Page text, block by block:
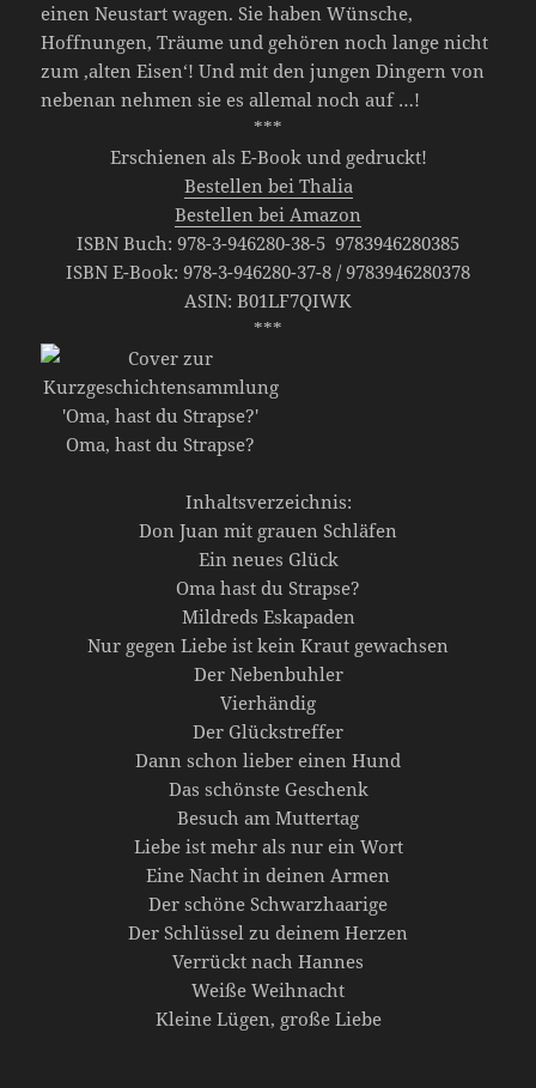
einen Neustart wagen. Sie haben Wünsche,
Hoffnungen, Träume und gehören noch lange nicht
zum ‚alten Eisen‘! Und mit den jungen Dingern von
nebenan nehmen sie es allemal noch auf …!
***
Erschienen als E-Book und gedruckt!
Bestellen bei Thalia
Bestellen bei Amazon
ISBN Buch: 978-3-946280-38-5 9783946280385
ISBN E-Book: 978-3-946280-37-8 / 9783946280378
ASIN: B01LF7QIWK
***
Inhaltsverzeichnis:
Don Juan mit grauen Schläfen
Ein neues Glück
Oma hast du Strapse?
Mildreds Eskapaden
Nur gegen Liebe ist kein Kraut gewachsen
Der Nebenbuhler
Vierhändig
Der Glückstreffer
Dann schon lieber einen Hund
Das schönste Geschenk
Besuch am Muttertag
Liebe ist mehr als nur ein Wort
Eine Nacht in deinen Armen
Der schöne Schwarzhaarige
Der Schlüssel zu deinem Herzen
Verrückt nach Hannes
Weiße Weihnacht
Kleine Lügen, große Liebe